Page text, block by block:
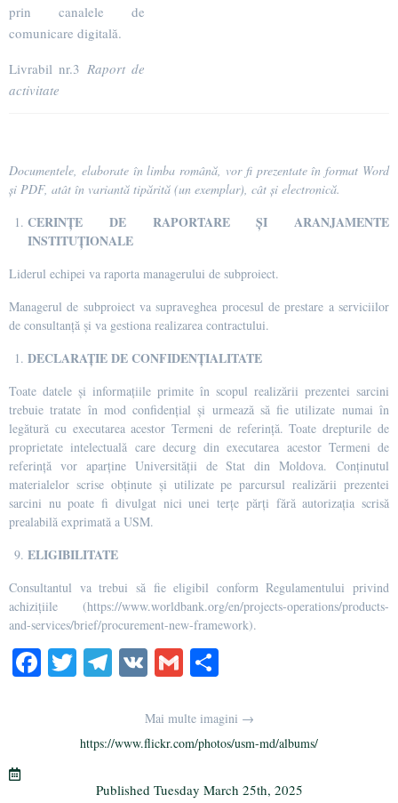
prin canalele de
comunicare digitală.
Livrabil nr.3 Raport de
activitate
Documentele, elaborate în limba română, vor fi prezentate în format Word
și PDF, atât în variantă tipărită (un exemplar), cât și electronică.
CERINȚE DE RAPORTARE ȘI ARANJAMENTE
INSTITUȚIONALE
Liderul echipei va raporta managerului de subproiect.
Managerul de subproiect va supraveghea procesul de prestare a serviciilor
de consultanță și va gestiona realizarea contractului.
DECLARAȚIE DE CONFIDENȚIALITATE
Toate datele și informațiile primite în scopul realizării prezentei sarcini
trebuie tratate în mod confidențial și urmează să fie utilizate numai în
legătură cu executarea acestor Termeni de referință. Toate drepturile de
proprietate intelectuală care decurg din executarea acestor Termeni de
referință vor aparține Universității de Stat din Moldova. Conținutul
materialelor scrise obținute și utilizate pe parcursul realizării prezentei
sarcini nu poate fi divulgat nici unei terțe părți fără autorizația scrisă
prealabilă exprimată a USM.
ELIGIBILITATE
Consultantul va trebui să fie eligibil conform Regulamentului privind
achizițiile (https://www.worldbank.org/en/projects-operations/products-
and-services/brief/procurement-new-framework).
Fa T
r
Te
a
m
V G
ailre
Mai multe imagini →
https://www.flickr.com/photos/usm-md/albums/
Published Tuesday March 25th, 2025